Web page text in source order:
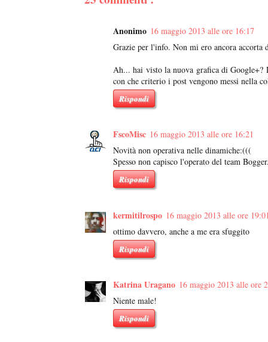
Anonimo 16 maggio 2013 alle ore 16:17
Grazie per l'info. Non mi ero ancora accorta
Ah... hai visto la nuova grafica di Google+?
con che criterio i post vengono messi nella
Rispondi
FscoMisc 16 maggio 2013 alle ore 16:21
Novità non operativa nelle dinamiche:(((
Spesso non capisco l'operato del team
Rispondi
kermitilrospo 16 maggio 2013 alle ore 19:01
ottimo davvero, anche a me era sfuggito
Rispondi
Katrina Uragano 16 maggio 2013 alle ore
Niente male!
Rispondi